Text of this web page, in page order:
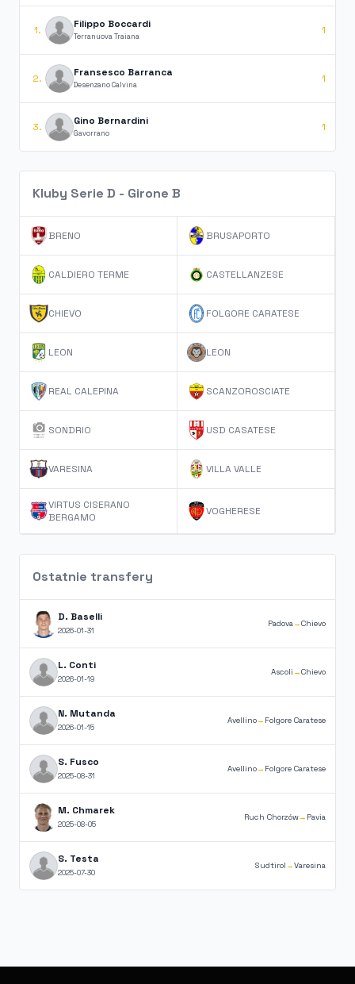
1. Filippo Boccardi
Terranuova Traiana 1
2. Fransesco Barranca
Desenzano Calvina 1
3. Gino Bernardini
Gavorrano 1
Kluby Serie D - Girone B
BRENO BRUSAPORTO
CALDIERO TERME CASTELLANZESE
CHIEVO FOLGORE CARATESE
LEON LEON
REAL CALEPINA SCANZOROSCIATE
SONDRIO USD CASATESE
VARESINA VILLA VALLE
VIRTUS CISERANO
BERGAMO
VOGHERESE
Ostatnie transfery
D. Baselli
2026-01-31
Padova→Chievo
L. Conti
2026-01-19
Ascoli →Chievo
N. Mutanda
2026-01-15
Avellino→ Folgore Caratese
S. Fusco
2025-08-31
Avellino→ Folgore Caratese
M. Chmarek
2025-08-05
Ruch Chorzów→ Pavia
S. Testa
2025-07-30
Sudtirol →Varesina